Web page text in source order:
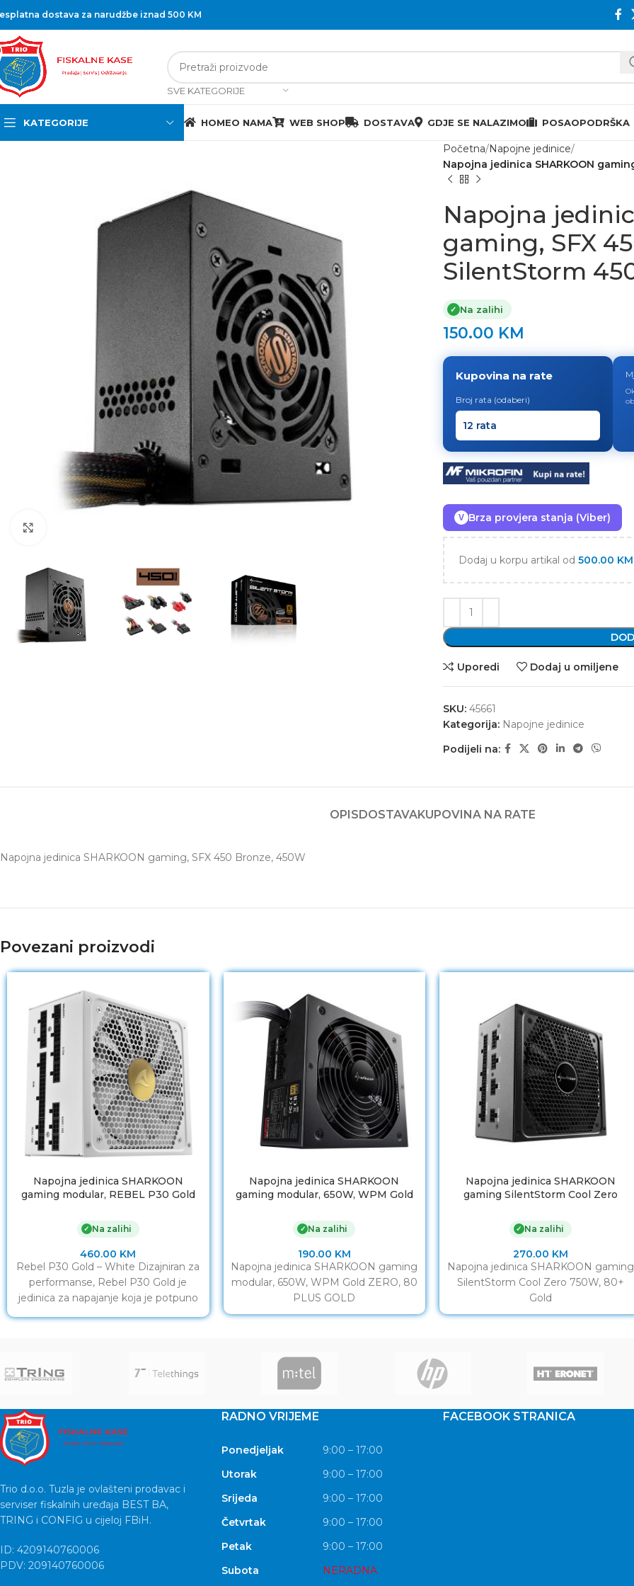
dostava za narudžbe iznad 500 KM
SVE KATEGORIJE
KATEGORIJE HOMEO NAMA WEB SHOP DOSTAVA GDJE SE NALAZIMO POSAOPODRŠKA
Početna Napojne jedinice
Napojna jedinica SHARKOON
Napojna
gaming, SFX
SilentStorm
✓ Na zalihi
150.00 KM
Kupovina na rate
Broj rata (odaberi)
V Brza provjera stanja (Viber)
Dodaj u korpu artikal od 500.00 KM
Uporedi Dodaj u omiljene
SKU: 45661
Kategorija: Napojne jedinice
Podijeli na:
OPISDOSTAVAKUPOVINA NA RATE
Napojna jedinica SHARKOON gaming, SFX 450 Bronze, 450W
Povezani proizvodi
Napojna jedinica SHARKOON
gaming modular, REBEL P30 Gold
12VHPWR
✓ Na zalihi
460.00 KM
Rebel P30 Gold – White Dizajniran za
performanse, Rebel P30 Gold je
jedinica za napajanje koja je potpuno
Napojna jedinica SHARKOON
gaming modular, 650W, WPM Gold
✓ Na zalihi
190.00 KM
Napojna jedinica SHARKOON gaming
modular, 650W, WPM Gold ZERO, 80
PLUS GOLD
Napojna jedinica SHARKOON
gaming SilentStorm Cool Zero
✓ Na zalihi
270.00 KM
Napojna jedinica SHARKOON gaming
SilentStorm Cool Zero 750W, 80+
Gold
Trio d.o.o. Tuzla je ovlašteni prodavac i
serviser fiskalnih uređaja BEST BA,
TRING i CONFIG u cijeloj FBiH.
ID: 4209140760006
PDV: 209140760006
RADNO VRIJEME
Ponedjeljak
9:00 – 17:00
Utorak
9:00 – 17:00
Srijeda
9:00 – 17:00
Četvrtak
9:00 – 17:00
Petak
9:00 – 17:00
Subota
NERADNA
FACEBOOK STRANICA